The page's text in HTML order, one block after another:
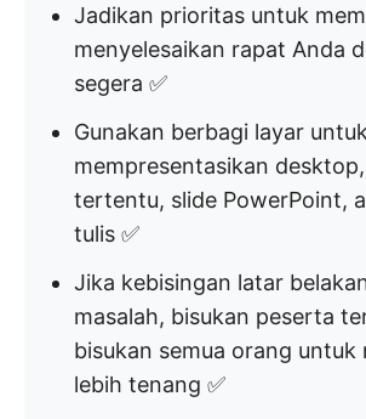
Jadikan prioritas untuk
menyelesaikan rapat Anda
segera ✅
Gunakan berbagi layar untuk
mempresentasikan
tertentu, slide PowerPoint,
tulis ✅
Jika kebisingan latar
masalah, bisukan peserta
bisukan semua orang untuk
lebih tenang ✅